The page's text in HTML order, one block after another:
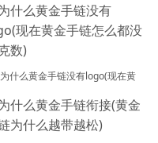
为什么黄金手链没有logo(现在黄